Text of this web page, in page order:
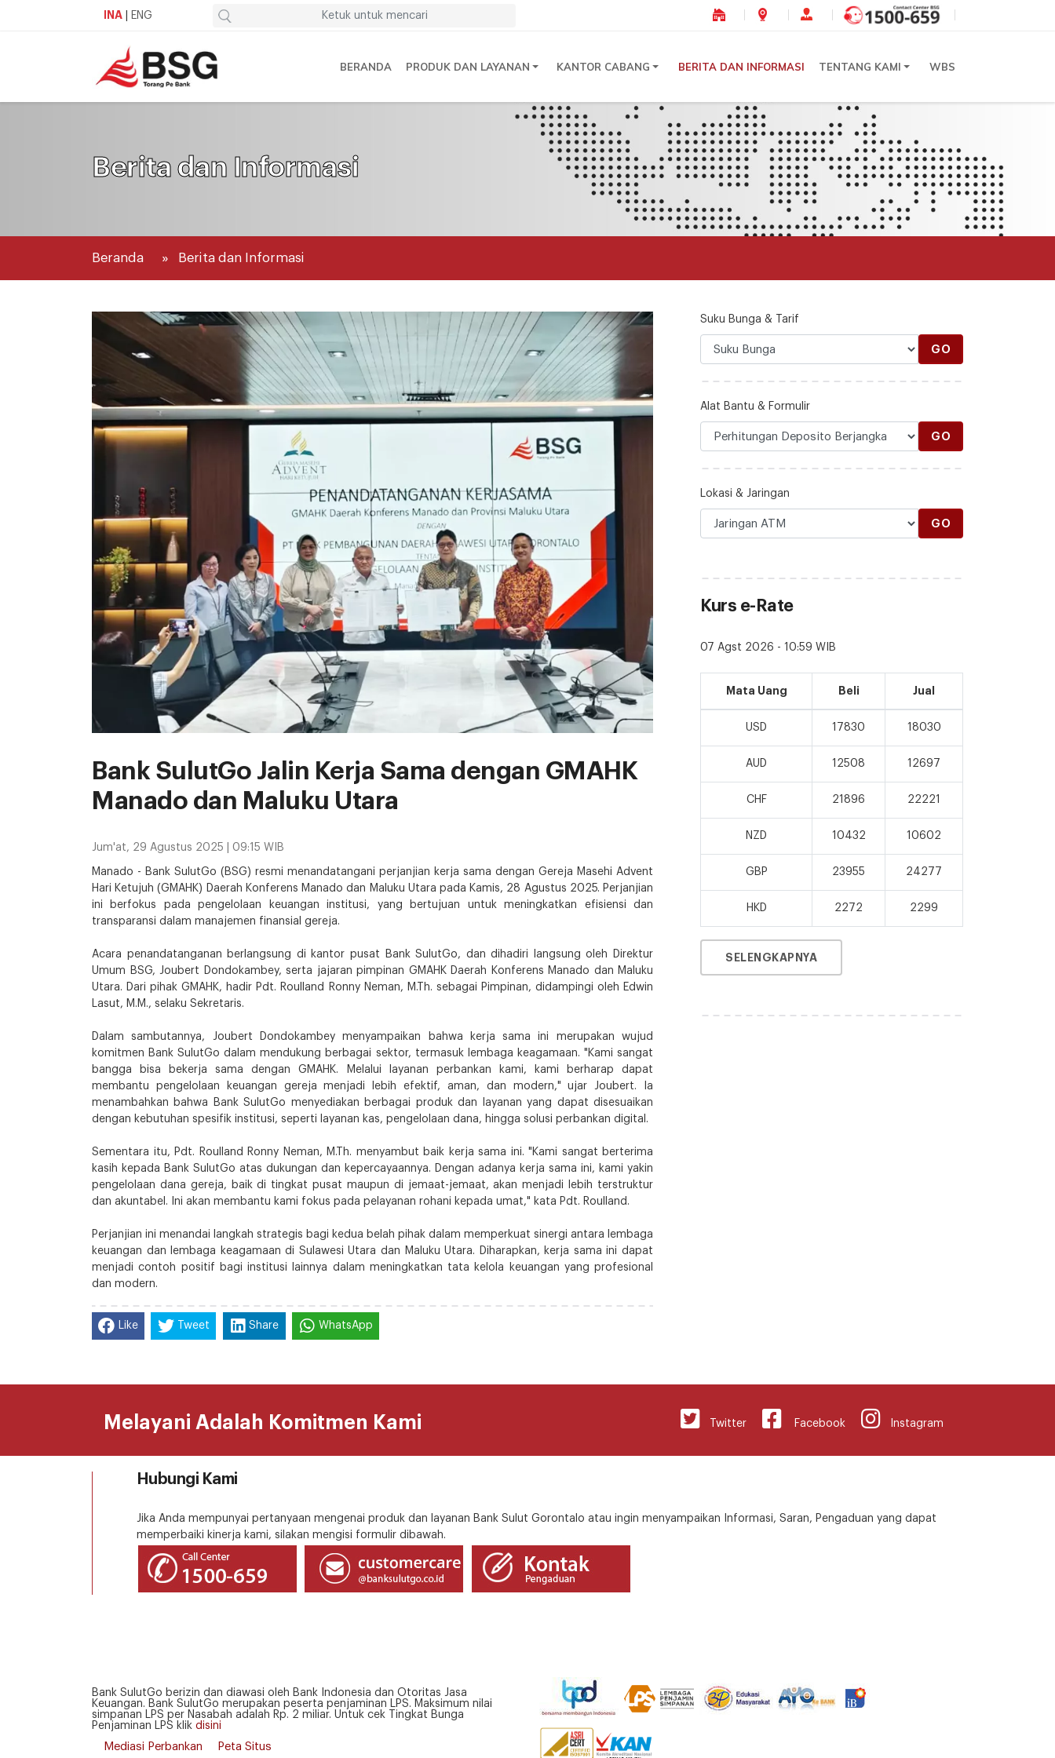
INA ENG
BERANDA PRODUK DAN LAYANAN KANTOR CABANG BERITA DAN INFORMASI TENTANG KAMI WBS
Berita dan Informasi
Beranda Berita dan Informasi
Bank SulutGo Jalin Kerja Sama dengan GMAHK
Manado dan Maluku Utara
Jum'at, 29 Agustus 2025 | 09:15 WIB
Manado - Bank SulutGo (BSG) resmi menandatangani perjanjian kerja sama dengan Gereja Masehi Advent
Hari Ketujuh (GMAHK) Daerah Konferens Manado dan Maluku Utara pada Kamis, 28 Agustus 2025. Perjanjian
ini berfokus pada pengelolaan keuangan institusi, yang bertujuan untuk meningkatkan efisiensi dan
transparansi dalam manajemen finansial gereja.
Acara penandatanganan berlangsung di kantor pusat Bank SulutGo, dan dihadiri langsung oleh Direktur
Umum BSG, Joubert Dondokambey, serta jajaran pimpinan GMAHK Daerah Konferens Manado dan Maluku
Utara. Dari pihak GMAHK, hadir Pdt. Roulland Ronny Neman, M.Th. sebagai Pimpinan, didampingi oleh Edwin
Lasut, M.M., selaku Sekretaris.
Dalam sambutannya, Joubert Dondokambey menyampaikan bahwa kerja sama ini merupakan wujud
komitmen Bank SulutGo dalam mendukung berbagai sektor, termasuk lembaga keagamaan. "Kami sangat
bangga bisa bekerja sama dengan GMAHK. Melalui layanan perbankan kami, kami berharap dapat
membantu pengelolaan keuangan gereja menjadi lebih efektif, aman, dan modern," ujar Joubert. Ia
menambahkan bahwa Bank SulutGo menyediakan berbagai produk dan layanan yang dapat disesuaikan
dengan kebutuhan spesifik institusi, seperti layanan kas, pengelolaan dana, hingga solusi perbankan digital.
Sementara itu, Pdt. Roulland Ronny Neman, M.Th. menyambut baik kerja sama ini. "Kami sangat berterima
kasih kepada Bank SulutGo atas dukungan dan kepercayaannya. Dengan adanya kerja sama ini, kami yakin
pengelolaan dana gereja, baik di tingkat pusat maupun di jemaat-jemaat, akan menjadi lebih terstruktur
dan akuntabel. Ini akan membantu kami fokus pada pelayanan rohani kepada umat," kata Pdt. Roulland.
Perjanjian ini menandai langkah strategis bagi kedua belah pihak dalam memperkuat sinergi antara lembaga
keuangan dan lembaga keagamaan di Sulawesi Utara dan Maluku Utara. Diharapkan, kerja sama ini dapat
menjadi contoh positif bagi institusi lainnya dalam meningkatkan tata kelola keuangan yang profesional
dan modern.
Like Tweet Share WhatsApp
Suku Bunga & Tarif
GO
Alat Bantu & Formulir
GO
Lokasi & Jaringan
GO
Kurs e-Rate
07 Agst 2026 - 10:59 WIB
Mata Uang Beli Jual
USD 17830 18030
AUD 12508 12697
CHF 21896 22221
NZD 10432 10602
GBP 23955 24277
HKD 2272 2299
SELENGKAPNYA
Melayani Adalah Komitmen Kami Instagram
Facebook
Twitter
Hubungi Kami
Jika Anda mempunyai pertanyaan mengenai produk dan layanan Bank Sulut Gorontalo atau ingin menyampaikan Informasi, Saran, Pengaduan yang dapat
memperbaiki kinerja kami, silakan mengisi formulir dibawah.
Bank SulutGo berizin dan diawasi oleh Bank Indonesia dan Otoritas Jasa
Keuangan. Bank SulutGo merupakan peserta penjaminan LPS. Maksimum nilai
simpanan LPS per Nasabah adalah Rp. 2 miliar. Untuk cek Tingkat Bunga
Penjaminan LPS klik disini
Mediasi Perbankan Peta Situs